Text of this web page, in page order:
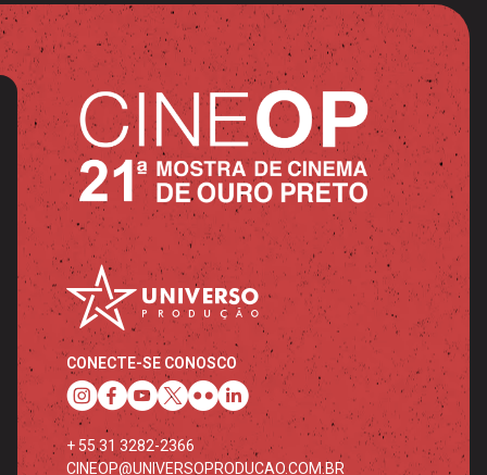
CONECTE-SE CONOSCO
+ 55 31 3282-2366
CINEOP@UNIVERSOPRODUCAO.COM.BR